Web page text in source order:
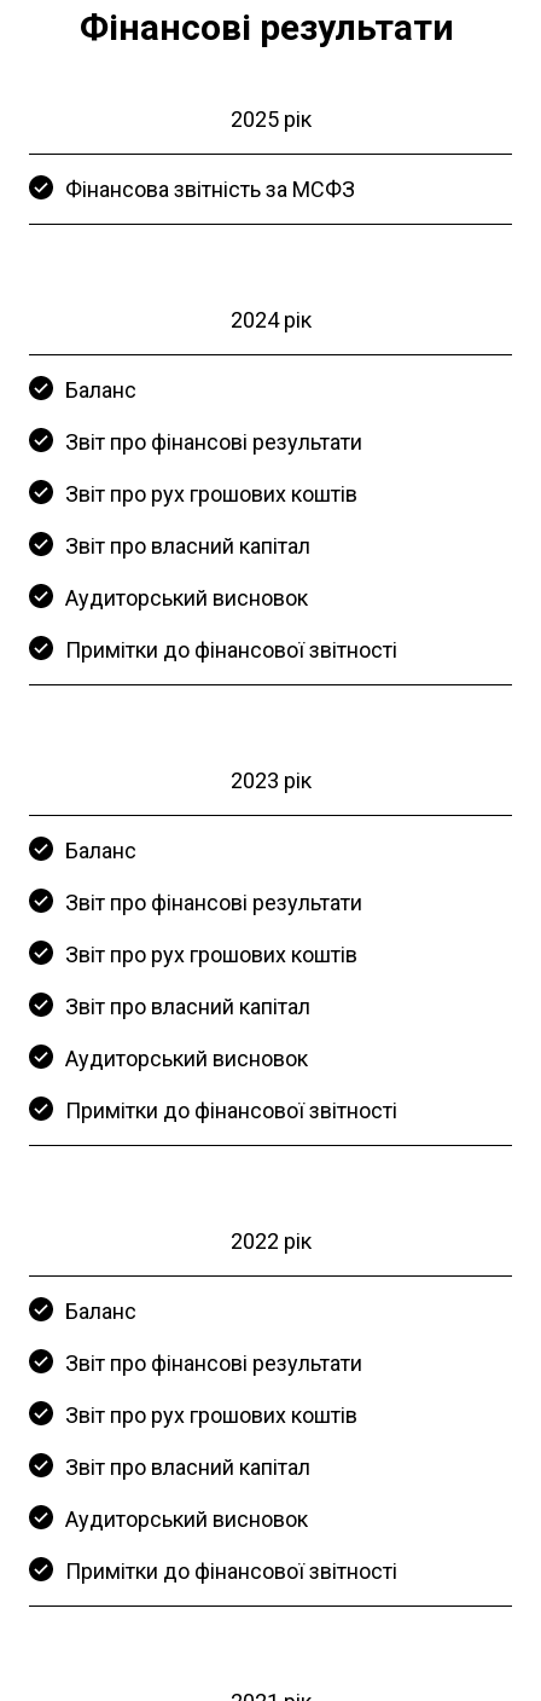
Фінансові результати
2025 рік
Фінансова звітність за МСФЗ
2024 рік
Баланс
Звіт про фінансові результати
Звіт про рух грошових коштів
Звіт про власний капітал
Аудиторський висновок
Примітки до фінансової звітності
2023 рік
Баланс
Звіт про фінансові результати
Звіт про рух грошових коштів
Звіт про власний капітал
Аудиторський висновок
Примітки до фінансової звітності
2022 рік
Баланс
Звіт про фінансові результати
Звіт про рух грошових коштів
Звіт про власний капітал
Аудиторський висновок
Примітки до фінансової звітності